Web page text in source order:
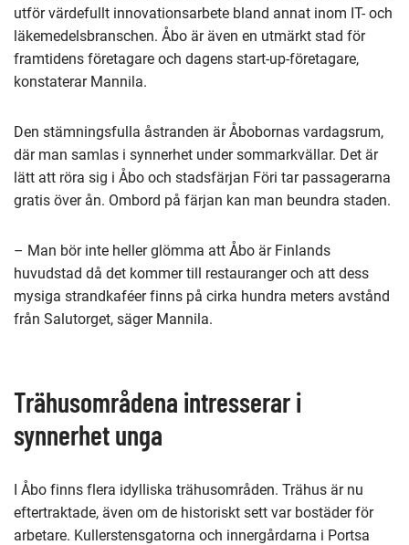
utför värdefullt innovationsarbete bland annat inom IT- och
läkemedelsbranschen. Åbo är även en utmärkt stad för
framtidens företagare och dagens start-up-företagare,
konstaterar Mannila.
Den stämningsfulla åstranden är Åbobornas vardagsrum,
där man samlas i synnerhet under sommarkvällar. Det är
lätt att röra sig i Åbo och stadsfärjan Föri tar passagerarna
gratis över ån. Ombord på färjan kan man beundra staden.
– Man bör inte heller glömma att Åbo är Finlands
huvudstad då det kommer till restauranger och att dess
mysiga strandkaféer finns på cirka hundra meters avstånd
från Salutorget, säger Mannila.
Trähusområdena intresserar i
synnerhet unga
I Åbo finns flera idylliska trähusområden. Trähus är nu
eftertraktade, även om de historiskt sett var bostäder för
arbetare. Kullerstensgatorna och innergårdarna i Portsa